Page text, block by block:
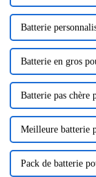
Batterie
Batterie en gros
Batterie pas chère
Meilleure batterie
Pack de batterie